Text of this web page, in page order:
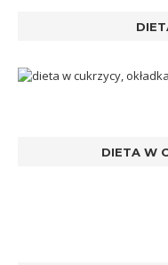
DIETA W